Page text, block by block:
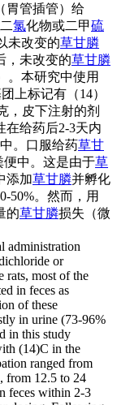
胃管插管）给
二氯化物或二甲硫
未改变的草甘膦
，未改变的草甘膦
。本研究中使用
上标记有（14）
，皮下注射的剂
在给药后2-3天内
。口服给药草甘
便中。这是由于草
添加草甘膦并孵化
50%。然而，用
的草甘膦损失（微
administration
or
rats, most of the
in feces as
of these
in urine (73-96%
in this study
(14)C in the
ranged from
from 12.5 to 24
feces within 2-3